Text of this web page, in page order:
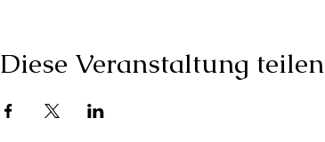
Diese Veranstaltung teilen